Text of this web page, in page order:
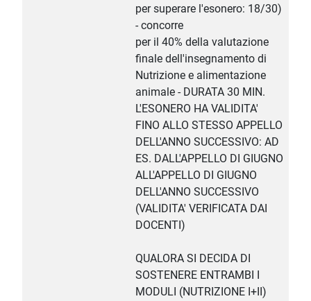
per superare l'esonero: 18/30)
- concorre
per il 40% della valutazione
finale dell'insegnamento di
Nutrizione e alimentazione
animale - DURATA 30 MIN.
L'ESONERO HA VALIDITA'
FINO ALLO STESSO APPELLO
DELL'ANNO SUCCESSIVO: AD
ES. DALL'APPELLO DI GIUGNO
ALL'APPELLO DI GIUGNO
DELL'ANNO SUCCESSIVO
(VALIDITA' VERIFICATA DAI
DOCENTI)
QUALORA SI DECIDA DI
SOSTENERE ENTRAMBI I
MODULI (NUTRIZIONE I+II)